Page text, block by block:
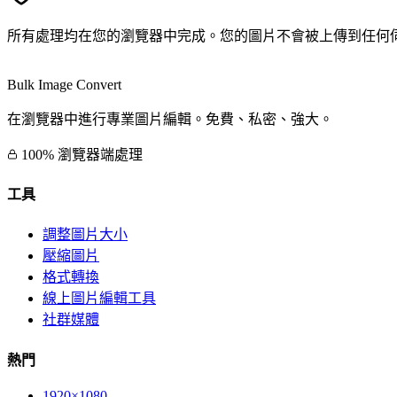
所有處理均在您的瀏覽器中完成。您的圖片不會被上傳到任何
Bulk Image Convert
在瀏覽器中進行專業圖片編輯。免費、私密、強大。
100% 瀏覽器端處理
工具
調整圖片大小
壓縮圖片
格式轉換
線上圖片編輯工具
社群媒體
熱門